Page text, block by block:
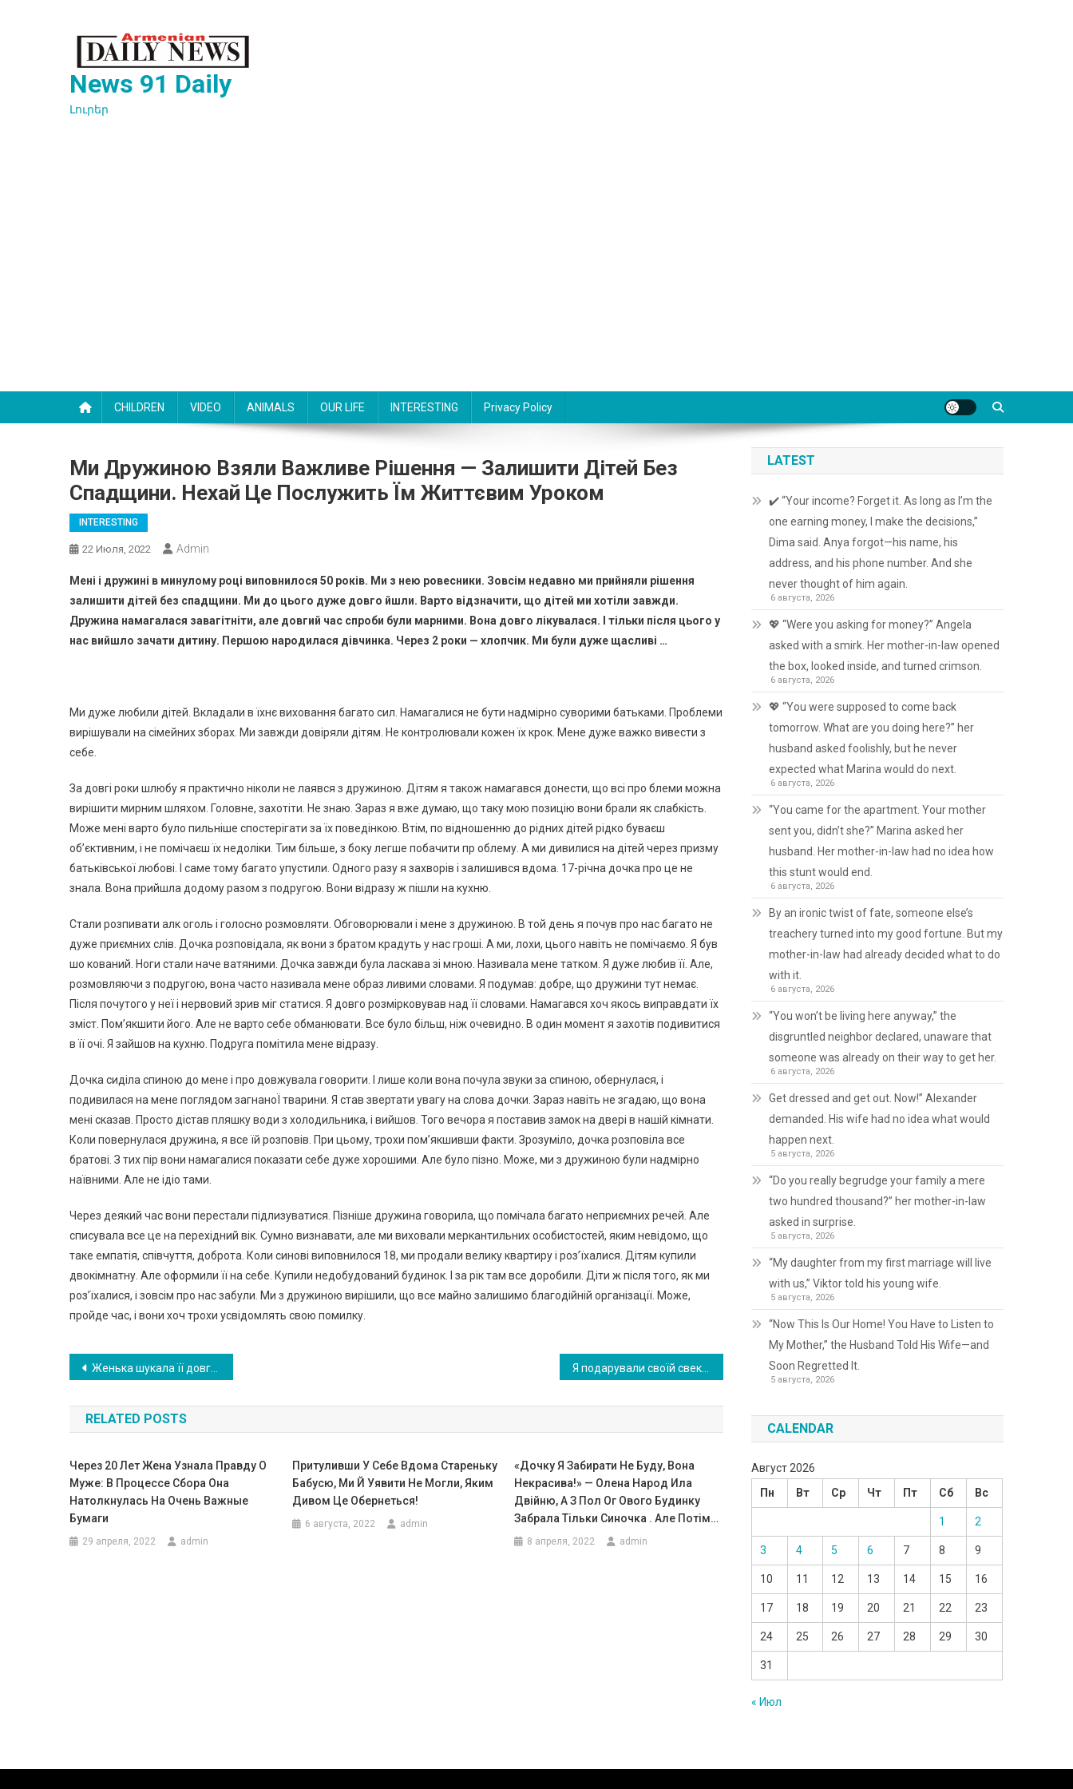
News 91 Daily
Լուրեր
CHILDREN VIDEO ANIMALS OUR LIFE INTERESTING Privacy Policy
Ми Дружиною Взяли Важливе Рішення — Залишити Дітей Без
Спадщини. Нехай Це Послужить Їм Життєвим Уроком
INTERESTING
22 Июля, 2022 Admin
Мені і дружині в минулому році виповнилося 50 років. Ми з нею ровесники. Зовсім недавно ми прийняли рішення
залишити дітей без спадщини. Ми до цього дуже довго йшли. Варто відзначити, що дітей ми хотіли завжди.
Дружина намагалася завагітніти, але довгий час спроби були марними. Вона довго лікувалася. І тільки після цього у
нас вийшло зачати дитину. Першою народилася дівчинка. Через 2 роки — хлопчик. Ми були дуже щасливі …
Ми дуже любили дітей. Вкладали в їхнє виховання багато сил. Намагалися не бути надмірно суворими батьками. Проблеми
вирішували на сімейних зборах. Ми завжди довіряли дітям. Не контролювали кожен їх крок. Мене дуже важко вивести з
себе.
За довгі роки шлюбу я практично ніколи не лаявся з дружиною. Дітям я також намагався донести, що всі про блеми можна
вирішити мирним шляхом. Головне, захотіти. Не знаю. Зараз я вже думаю, що таку мою позицію вони брали як слабкість.
Може мені варто було пильніше спостерігати за їх поведінкою. Втім, по відношенню до рідних дітей рідко буваєш
об’єктивним, і не помічаєш їх недоліки. Тим більше, з боку легше побачити пр облему. А ми дивилися на дітей через призму
батьківської любові. І саме тому багато упустили. Одного разу я захворів і залишився вдома. 17-річна дочка про це не
знала. Вона прийшла додому разом з подругою. Вони відразу ж пішли на кухню.
Стали розпивати алк оголь і голосно розмовляти. Обговорювали і мене з дружиною. В той день я почув про нас багато не
дуже приємних слів. Дочка розповідала, як вони з братом крадуть у нас гроші. А ми, лохи, цього навіть не помічаємо. Я був
шо кований. Ноги стали наче ватяними. Дочка завжди була ласкава зі мною. Називала мене татком. Я дуже любив її. Але,
розмовляючи з подругою, вона часто називала мене образ ливими словами. Я подумав: добре, що дружини тут немає.
Після почутого у неї і нервовий зрив міг статися. Я довго розмірковував над її словами. Намагався хоч якось виправдати їх
зміст. Пом’якшити його. Але не варто себе обманювати. Все було більш, ніж очевидно. В один момент я захотів подивитися
в її очі. Я зайшов на кухню. Подруга помітила мене відразу.
Дочка сиділа спиною до мене і про довжувала говорити. І лише коли вона почула звуки за спиною, обернулася, і
подивилася на мене поглядом загнаноЇ тварини. Я став звертати увагу на слова дочки. Зараз навіть не згадаю, що вона
мені сказав. Просто дістав пляшку води з холодильника, і вийшов. Того вечора я поставив замок на двері в нашій кімнати.
Коли повернулася дружина, я все їй розповів. При цьому, трохи пом’якшивши факти. Зрозуміло, дочка розповіла все
братові. З тих пір вони намагалися показати себе дуже хорошими. Але було пізно. Може, ми з дружиною були надмірно
наївними. Але не ідіо тами.
Через деякий час вони перестали підлизуватися. Пізніше дружина говорила, що помічала багато неприємних речей. Але
списувала все це на перехідний вік. Сумно визнавати, але ми виховали меркантильних особистостей, яким невідомо, що
таке емпатія, співчуття, доброта. Коли синові виповнилося 18, ми продали велику квартиру і роз’їхалися. Дітям купили
двокімнатну. Але оформили її на себе. Купили недобудований будинок. І за рік там все доробили. Діти ж після того, як ми
роз’їхалися, і зовсім про нас забули. Ми з дружиною вирішили, що все майно залишимо благодійній організації. Може,
пройде час, і вони хоч трохи усвідомлять свою помилку.
Навигация
по
записям
Женька шукала її довгий час, але раптом почула дивне скиглення. Вона підійшла ближче та побачила маленьке чудо
RELATED POSTS
Через 20 Лет Жена Узнала Правду О
Муже: В Процессе Сбора Она
Натолкнулась На Очень Важные
Бумаги
29 апреля, 2022 admin
Притуливши У Себе Вдома Стареньку
Бабусю, Ми Й Уявити Не Могли, Яким
Дивом Це Обернеться!
6 августа, 2022 admin
«Дочку Я Забирати Не Буду, Вона
Некрасива!» — Олена Народ Ила
Двійню, А З Пол Ог Ового Будинку
Забрала Тільки Синочка . Але Потім…
8 апреля, 2022 admin
LATEST
✔️ “Your income? Forget it. As long as I’m the
one earning money, I make the decisions,”
Dima said. Anya forgot—his name, his
address, and his phone number. And she
never thought of him again.
6 августа, 2026
💖 “Were you asking for money?” Angela
asked with a smirk. Her mother-in-law opened
the box, looked inside, and turned crimson.
6 августа, 2026
💖 “You were supposed to come back
tomorrow. What are you doing here?” her
husband asked foolishly, but he never
expected what Marina would do next.
6 августа, 2026
“You came for the apartment. Your mother
sent you, didn’t she?” Marina asked her
husband. Her mother-in-law had no idea how
this stunt would end.
6 августа, 2026
By an ironic twist of fate, someone else’s
treachery turned into my good fortune. But my
mother-in-law had already decided what to do
with it.
6 августа, 2026
“You won’t be living here anyway,” the
disgruntled neighbor declared, unaware that
someone was already on their way to get her.
6 августа, 2026
Get dressed and get out. Now!” Alexander
demanded. His wife had no idea what would
happen next.
5 августа, 2026
“Do you really begrudge your family a mere
two hundred thousand?” her mother-in-law
asked in surprise.
5 августа, 2026
“My daughter from my first marriage will live
with us,” Viktor told his young wife.
5 августа, 2026
“Now This Is Our Home! You Have to Listen to
My Mother,” the Husband Told His Wife—and
Soon Regretted It.
5 августа, 2026
CALENDAR
Август 2026
Пн
Вт Ср Чт Пт Сб Вс
1 2
3 4 5 6 7 8 9
10 11 12 13 14 15 16
17 18 19 20 21 22 23
24 25 26 27 28 29 30
31
« Июл